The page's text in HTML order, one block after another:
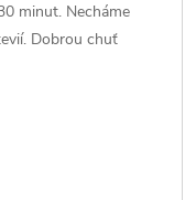
minut. Necháme
Dobrou chuť